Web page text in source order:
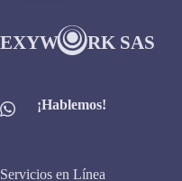
¡Hablemos!
Servicios en Línea